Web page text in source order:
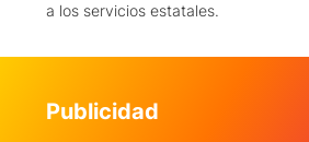
a los servicios estatales.
Publicidad